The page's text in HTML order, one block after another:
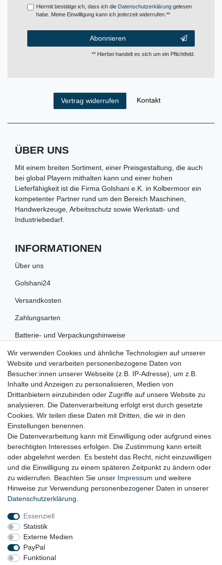
Hiermit bestätige ich, dass ich die Daten­schutz­erklärunggelesen
habe. Meine Einwilligung kann ich jederzeit widerrufen.**
Abonnieren
** Hierbei handelt es sich um ein Pflichtfeld.
Vertrag widerrufen Kontakt
ÜBER UNS
Mit einem breiten Sortiment, einer Preisgestaltung, die auch
bei global Playern mithalten kann und einer hohen
Lieferfähigkeit ist die Firma Golshani e.K. in Kolbermoor ein
kompetenter Partner rund um den Bereich Maschinen,
Handwerkzeuge, Arbeitsschutz sowie Werkstatt- und
Industriebedarf.
INFORMATIONEN
Über uns
Golshani24
Versandkosten
Zahlungsarten
Batterie- und Verpackungshinweise
RECHTLICHES
Impressum
Datenschutz
Widerrufsrecht
AGB
Widerrufsformular
KONTAKT
Tel.: 08031-23444-0
info@werkzeugfundgrube.de
Wir verwenden Cookies und ähnliche Technologien auf unserer
Website und verarbeiten personenbezogene Daten von
Besucher:innen unserer Webseite (z.B. IP-Adresse), um z.B.
Inhalte und Anzeigen zu personalisieren, Medien von
Drittanbietern einzubinden oder Zugriffe auf unsere Website zu
analysieren. Die Datenverarbeitung erfolgt erst durch gesetzte
Cookies. Wir teilen diese Daten mit Dritten, die wir in den
Einstellungen benennen.
Die Datenverarbeitung kann mit Einwilligung oder aufgrund eines
berechtigten Interesses erfolgen. Die Zustimmung kann erteilt
oder abgelehnt werden. Es besteht das Recht, nicht einzuwilligen
und die Einwilligung zu einem späteren Zeitpunkt zu ändern oder
zu widerrufen. Beachten Sie unser Impressum und weitere
Hinweise zur Verwendung personenbezogener Daten in unserer
Daten­schutz­erklärung
Essenziell
Statistik
Externe Medien
PayPal
Funktional